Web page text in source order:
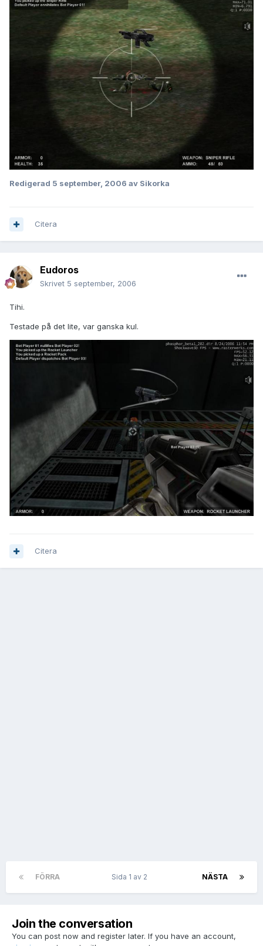
Redigerad 5 september, 2006 av Sikorka
Citera
Eudoros
Skrivet 5 september, 2006
Tihi.
Testade på det lite, var ganska kul.
Citera
FÖRRA NÄSTA
Sida 1 av 2
Join the conversation
You can post now and register later. If you have an account,